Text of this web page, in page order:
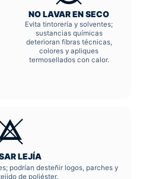
NO LAVAR EN SECO
Evita tintorería y solventes;
sustancias químicas
deterioran fibras técnicas,
colores y apliques
termosellados con calor.
LEJÍA
podrían desteñir logos, parches y
de poliéster.